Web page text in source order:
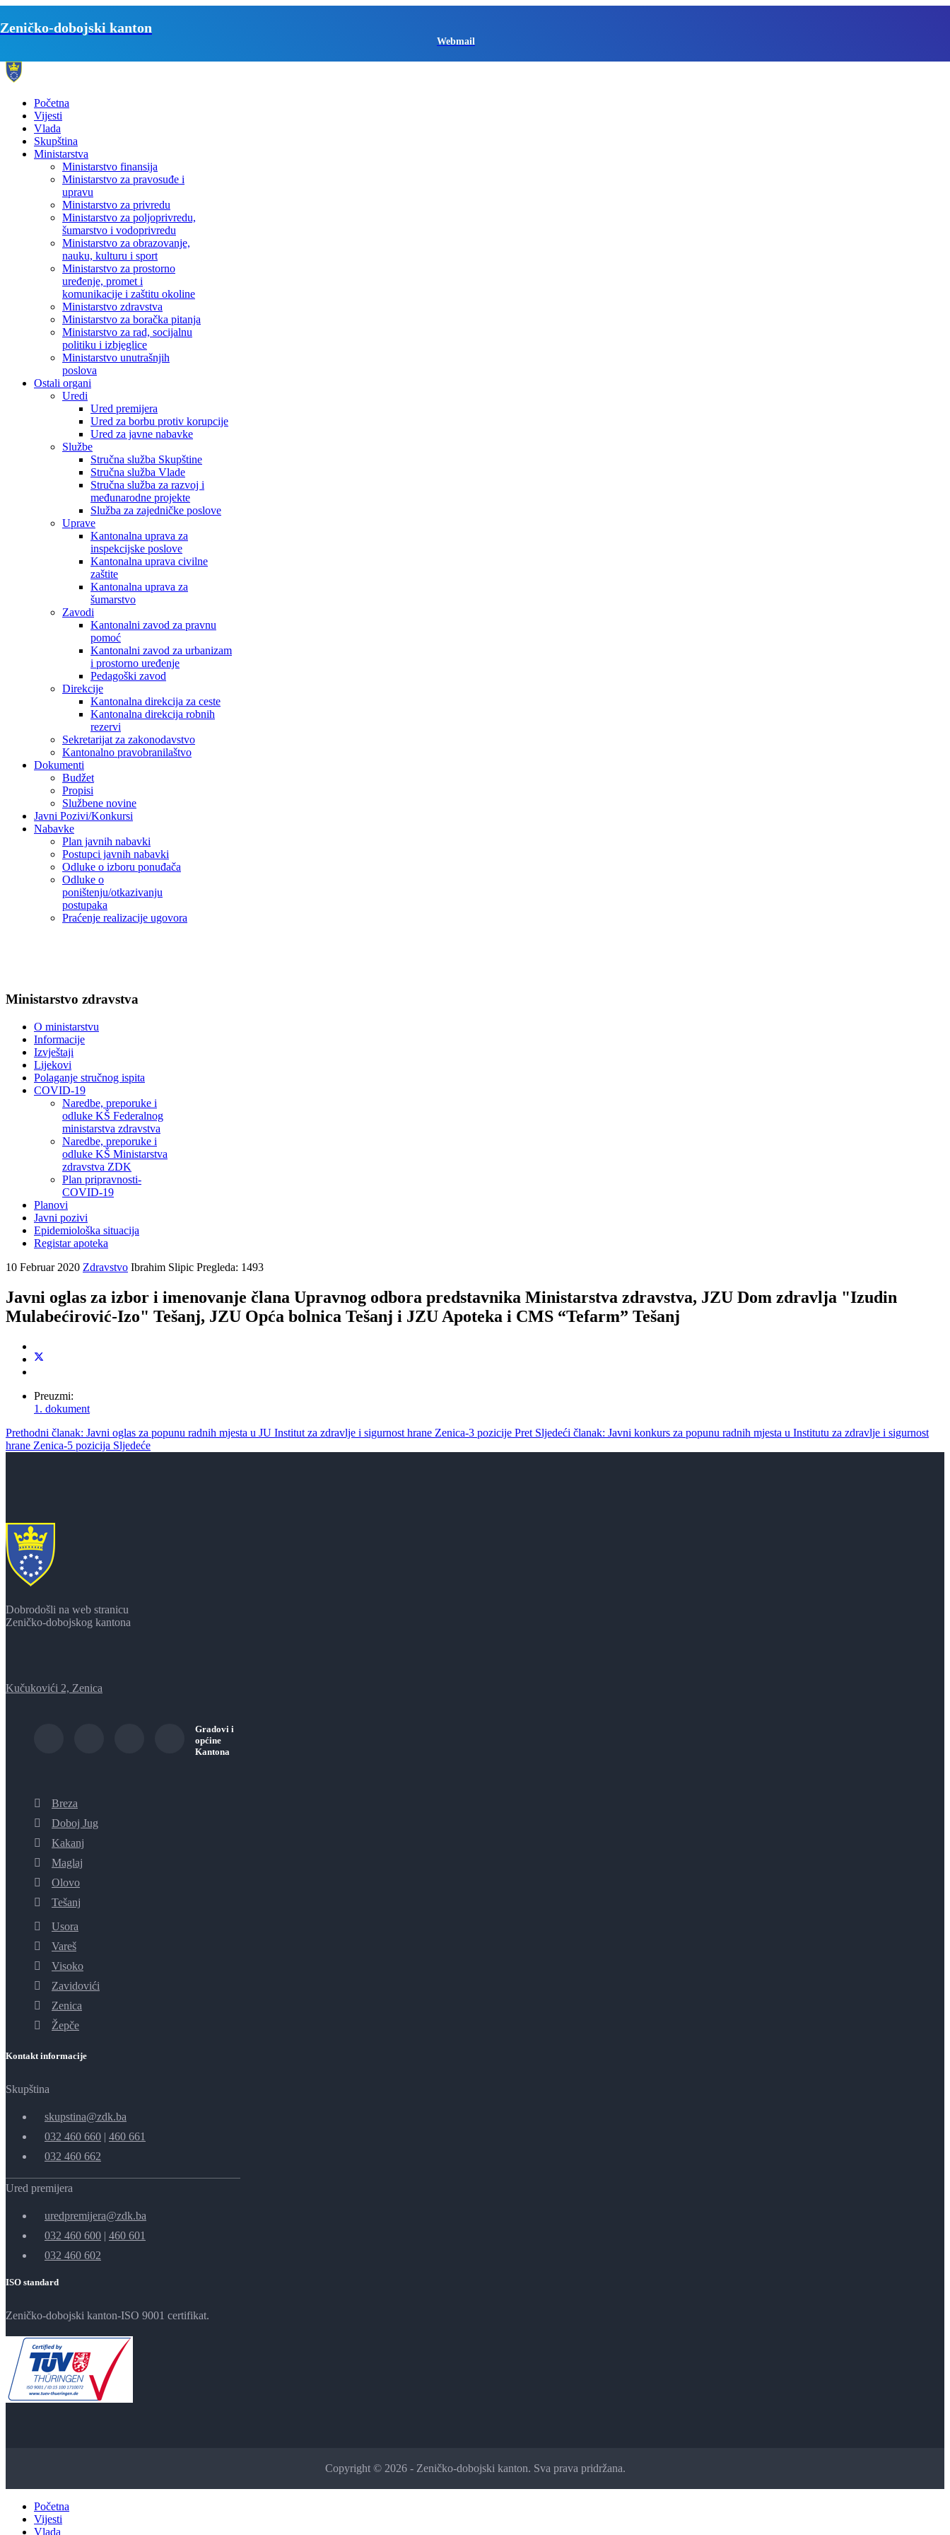
Zeničko-dobojski kanton
Webmail
Početna
Vijesti
Vlada
Skupština
Ministarstva
Ministarstvo finansija
Ministarstvo za pravosuđe i
upravu
Ministarstvo za privredu
Ministarstvo za poljoprivredu,
šumarstvo i vodoprivredu
Ministarstvo za obrazovanje,
nauku, kulturu i sport
Ministarstvo za prostorno
uređenje, promet i
komunikacije i zaštitu okoline
Ministarstvo zdravstva
Ministarstvo za boračka pitanja
Ministarstvo za rad, socijalnu
politiku i izbjeglice
Ministarstvo unutrašnjih
poslova
Ostali organi
Uredi
Ured premijera
Ured za borbu protiv korupcije
Ured za javne nabavke
Službe
Stručna služba Skupštine
Stručna služba Vlade
Stručna služba za razvoj i
međunarodne projekte
Služba za zajedničke poslove
Uprave
Kantonalna uprava za
inspekcijske poslove
Kantonalna uprava civilne
zaštite
Kantonalna uprava za
šumarstvo
Zavodi
Kantonalni zavod za pravnu
pomoć
Kantonalni zavod za urbanizam
i prostorno uređenje
Pedagoški zavod
Direkcije
Kantonalna direkcija za ceste
Kantonalna direkcija robnih
rezervi
Sekretarijat za zakonodavstvo
Kantonalno pravobranilaštvo
Dokumenti
Budžet
Propisi
Službene novine
Javni Pozivi/Konkursi
Nabavke
Plan javnih nabavki
Postupci javnih nabavki
Odluke o izboru ponuđača
Odluke o
poništenju/otkazivanju
postupaka
Praćenje realizacije ugovora
Ministarstvo zdravstva
O ministarstvu
Informacije
Izvještaji
Lijekovi
Polaganje stručnog ispita
COVID-19
Naredbe, preporuke i
odluke KŠ Federalnog
ministarstva zdravstva
Naredbe, preporuke i
odluke KŠ Ministarstva
zdravstva ZDK
Plan pripravnosti-
COVID-19
Planovi
Javni pozivi
Epidemiološka situacija
Registar apoteka
10 Februar 2020 Zdravstvo Ibrahim Slipic Pregleda: 1493
Javni oglas za izbor i imenovanje člana Upravnog odbora predstavnika Ministarstva zdravstva, JZU Dom zdravlja "Izudin
Mulabećirović-Izo" Tešanj, JZU Opća bolnica Tešanj i JZU Apoteka i CMS “Tefarm” Tešanj
Preuzmi:
1. dokument
Prethodni članak: Javni oglas za popunu radnih mjesta u JU Institut za zdravlje i sigurnost hrane Zenica-3 pozicije Pret Sljedeći članak: Javni konkurs za popunu radnih mjesta u Institutu za zdravlje i sigurnost
hrane Zenica-5 pozicija Sljedeće
Dobrodošli na web stranicu
Zeničko-dobojskog kantona
Kučukovići 2, Zenica
Gradovi i
općine
Kantona
Breza
Doboj Jug
Kakanj
Maglaj
Olovo
Tešanj
Usora
Vareš
Visoko
Zavidovići
Zenica
Žepče
Kontakt informacije
Skupština
skupstina@zdk.ba
032 460 660 | 460 661
032 460 662
Ured premijera
uredpremijera@zdk.ba
032 460 600 | 460 601
032 460 602
ISO standard
Zeničko-dobojski kanton-ISO 9001 certifikat.
Copyright © 2026 - Zeničko-dobojski kanton. Sva prava pridržana.
Početna
Vijesti
Vlada